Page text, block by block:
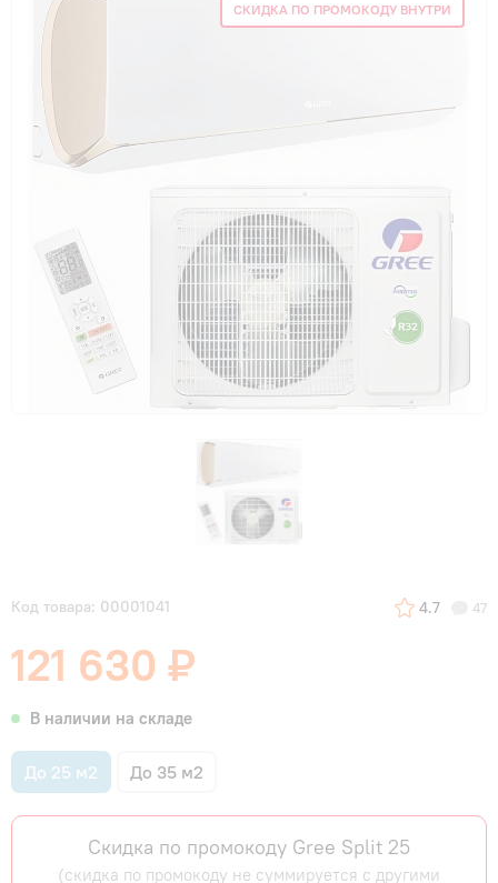
Контакты
Акции
СКИДКА ПО ПРОМОКОДУ ВНУТРИ
Код товара: 00001041 4.7 47
121 630 ₽
В наличии на складе
До 25 м2 До 35 м2
Скидка по промокоду Gree Split 25
(скидка по промокоду не суммируется с другими